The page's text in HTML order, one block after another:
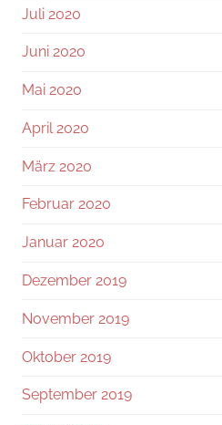
Juli 2020
Juni 2020
Mai 2020
April 2020
März 2020
Februar 2020
Januar 2020
Dezember 2019
November 2019
Oktober 2019
September 2019